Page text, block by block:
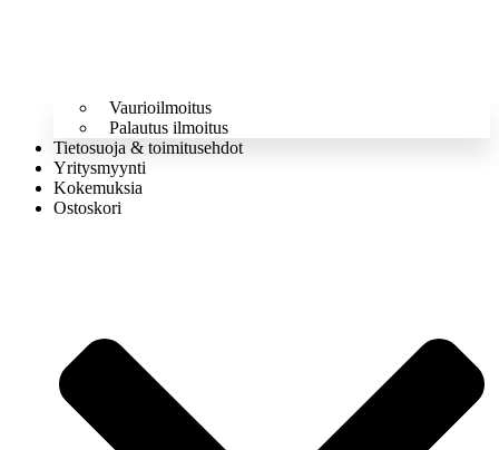
Vaurioilmoitus
Palautus ilmoitus
Tietosuoja & toimitusehdot
Yritysmyynti
Kokemuksia
Ostoskori